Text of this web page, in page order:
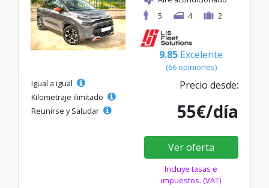
5
4 2
9.85 Excelente
(66 opiniones)
Igual a igual
Kilometraje ilimitado
Reunirse y Saludar
Precio desde:
55€/día
Ver oferta
Incluye tasas e
impuestos. (VAT)